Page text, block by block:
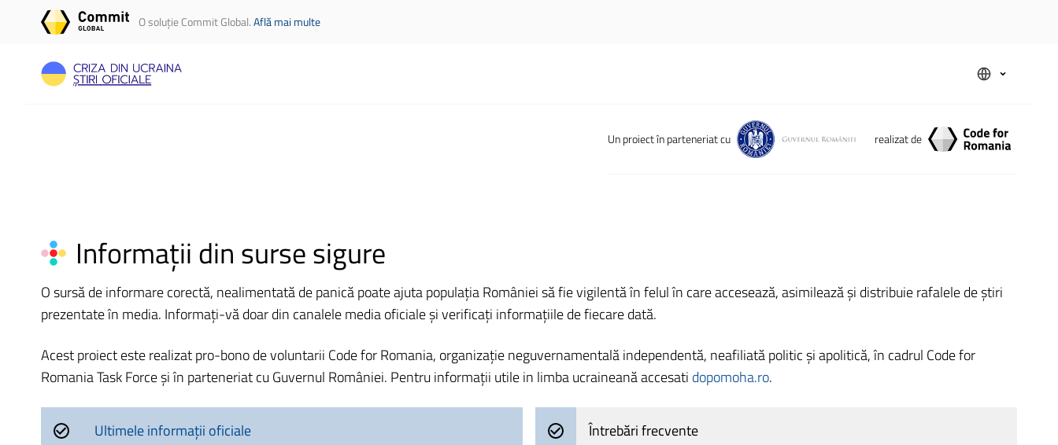
O soluție Commit Global. Află mai multe
Un proiect în parteneriat cu realizat de
Informații din surse sigure
O sursă de informare corectă, nealimentată de panică poate ajuta populația României să fie vigilentă în felul în care accesează, asimilează și distribuie rafalele de știri
prezentate în media. Informați-vă doar din canalele media oficiale și verificați informațiile de fiecare dată.
Acest proiect este realizat pro-bono de voluntarii Code for Romania, organizație neguvernamentală independentă, neafiliată politic și apolitică, în cadrul Code for
Romania Task Force și în parteneriat cu Guvernul României. Pentru informații utile in limba ucraineană accesati dopomoha.ro.
Ultimele informații oficiale Întrebări frecvente